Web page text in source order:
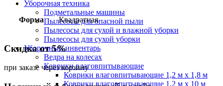
Уборочная техника
Подметальные машины
Пылесосы для опасной пыли
Пылесосы для сухой и влажной уборки
Пылесосы для сухой уборки
Уборочный инвентарь
Ведра на колесах
Коврики влаговпитывающие
Коврики влаговпитывающие 1,2 м х 1,8 м
Коврики влаговпитывающие 1,2 м х 10 м
Форма Квадратная
Скидка от 5%
при заказе через корзину